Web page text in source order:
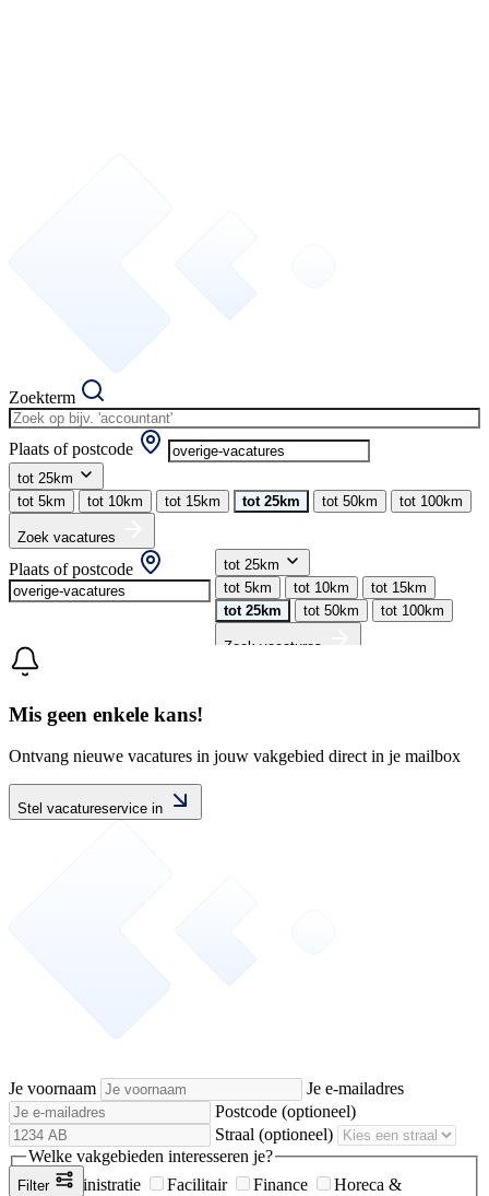
Zoekterm
Plaats of postcode
tot 25km
tot 5km
tot 10km tot 15km tot 25km tot 50km tot 100km
Zoek vacatures
Plaats of postcode
tot 25km
tot 5km
tot 10km
tot 15km
tot 25km
tot 50km tot 100km
Zoek vacatures
Mis geen enkele kans!
Ontvang nieuwe vacatures in jouw vakgebied direct in je mailbox
Stel vacatureservice in
Je voornaam
Je e-mailadres
Postcode (optioneel)
Straal (optioneel)
Welke vakgebieden interesseren je?
Administratie
Facilitair Finance
Horeca &
Filter